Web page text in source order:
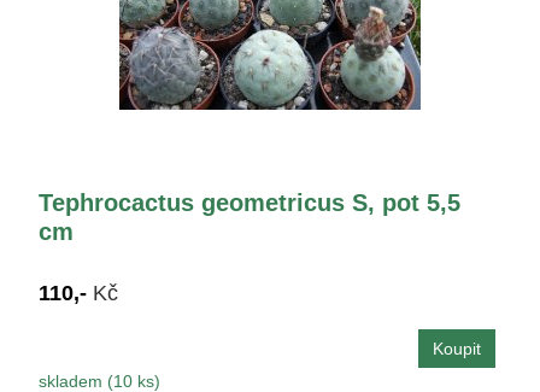
Tephrocactus geometricus S, pot 5,5
cm
110,- Kč
skladem (10 ks)